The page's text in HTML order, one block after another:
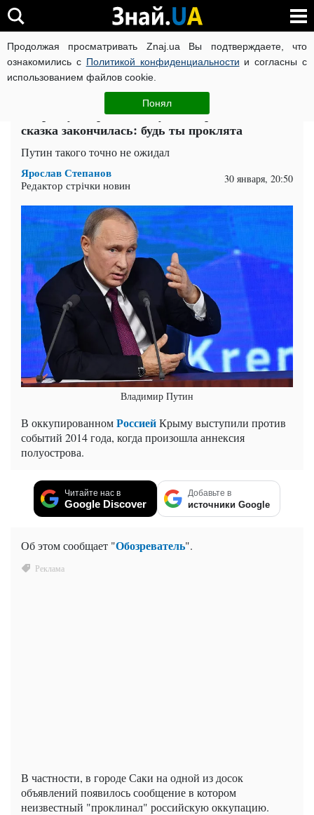
Продолжая просматривать Znaj.ua Вы подтверждаете, что
ознакомились с Политикой конфиденциальности и согласны с
использованием файлов cookie.
Понял
ВОЙНА РОССИИ ПРОТИВ УКРАИНЫ КОРОНАВИРУС В
Общество ЧИТАТИ УКРАЇНСЬКОЮ
В Крыму открыто выступают против России,
сказка закончилась: будь ты проклята
Путин такого точно не ожидал
Ярослав Степанов
Редактор стрічки новин 30 января, 20:50
Владимир Путин
В оккупированномРоссиейКрыму выступили против
событий 2014 года, когда произошла аннексия
полуострова.
Читайте нас в
Google Discover
Добавьте в
источники Google
Об этом сообщает "Обозреватель".
В частности, в городе Саки на одной из досок
объявлений появилось сообщение в котором
неизвестный "проклинал" российскую оккупацию.